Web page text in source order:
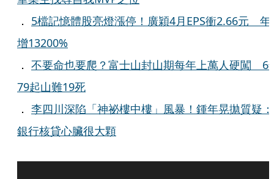
． 5檔記憶體股亮燈漲停！廣穎4月EPS衝2.66元 年
增13200%
． 不要命也要爬？富士山封山期每年上萬人硬闖 6
79起山難19死
． 李四川深陷「神祕樓中樓」風暴！鍾年晃拋質疑：
銀行核貸心臟很大顆